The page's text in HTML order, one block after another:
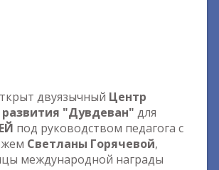
двуязычный Центр
"Дувдеван" для
под руководством педагога с
Светланы Горячевой,
международной награды